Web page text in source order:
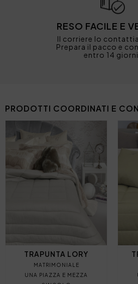
RESO FACILE E
Il corriere lo
Prepara il pacco e
entro 14 giorni.
PRODOTTI COORDINATI E
TRAPUNTA LORY
MATRIMONIALE
UNA PIAZZA E MEZZA